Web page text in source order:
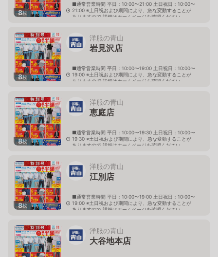
8枚
■通常営業時間 平日：10:00〜21:00 土日祝日：10:00〜
21:00 ※土日祝および期間により、急な変動することが
ありますので 詳細はホームページを確認ください
8枚
洋服の青山
岩見沢店
■通常営業時間 平日：10:00〜19:00 土日祝日：10:00〜
19:00 ※土日祝および期間により、急な変動することが
ありますので 詳細はホームページを確認ください
8枚
洋服の青山
恵庭店
■通常営業時間 平日：10:00〜19:30 土日祝日：10:00〜
19:30 ※土日祝および期間により、急な変動することが
ありますので 詳細はホームページを確認ください
8枚
洋服の青山
江別店
■通常営業時間 平日：10:00〜19:00 土日祝日：10:00〜
19:00 ※土日祝および期間により、急な変動することが
ありますので 詳細はホームページを確認ください
洋服の青山
大谷地本店